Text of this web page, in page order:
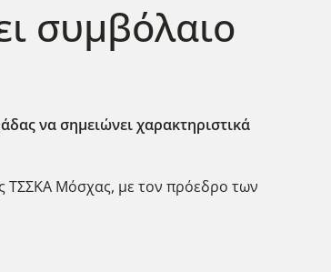
συμβόλαιο
να σημειώνει χαρακτηριστικά
ΤΣΣΚΑ Μόσχας, με τον πρόεδρο των